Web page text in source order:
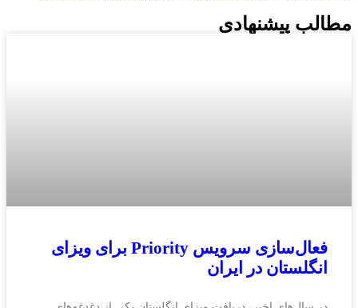
مطالب پیشنهادی
فعال‌سازی سرویس Priority برای ویزای
انگلستان در ایران